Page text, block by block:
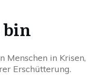
bin
Menschen in Krisen,
Erschütterung.